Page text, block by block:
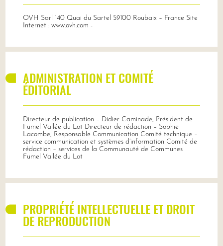
OVH Sarl 140 Quai du Sartel 59100 Roubaix – France Site
Internet : www.ovh.com -
ADMINISTRATION ET COMITÉ
ÉDITORIAL
Directeur de publication – Didier Caminade, Président de
Fumel Vallée du Lot Directeur de rédaction – Sophie
Lacombe, Responsable Communication Comité technique –
service communication et systèmes d’information Comité de
rédaction – services de la Communauté de Communes
Fumel Vallée du Lot
PROPRIÉTÉ INTELLECTUELLE ET DROIT
DE REPRODUCTION